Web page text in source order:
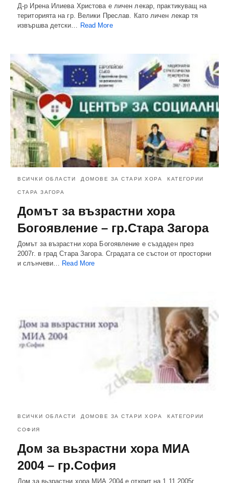
Д-р Ирена Илиева Христова е личен лекар, практикуващ на
територията на гр. Велики Преслав. Като личен лекар тя
извършва детски… Read More
ВСИЧКИ ОБЛАСТИ ДОМОВЕ ЗА СТАРИ ХОРА КАТЕГОРИИ
СТАРА ЗАГОРА
Домът за възрастни хора
Богоявление – гр.Стара Загора
Домът за възрастни хора Богоявление е създаден през
2007г. в град Стара Загора. Сградата се състои от просторни
и слънчеви…
Read More
ВСИЧКИ ОБЛАСТИ ДОМОВЕ ЗА СТАРИ ХОРА КАТЕГОРИИ
СОФИЯ
Дом за вьзрастни хора МИА
2004 – гр.София
Дом за вьзрастни хора МИА 2004 е открит на 1.11.2005г.